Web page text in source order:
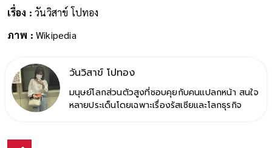
เรื่อง : วันวิสาข์ โปทอง
ภาพ : Wikipedia
วันวิสาข์ โปทอง
มนุษย์โลกส่วนตัวสูงที่ชอบคุยกับคนแปลกหน้า สนใจ
หลายประเด็นโดยเฉพาะเรื่องรัสเซียและโลกธุรกิจ